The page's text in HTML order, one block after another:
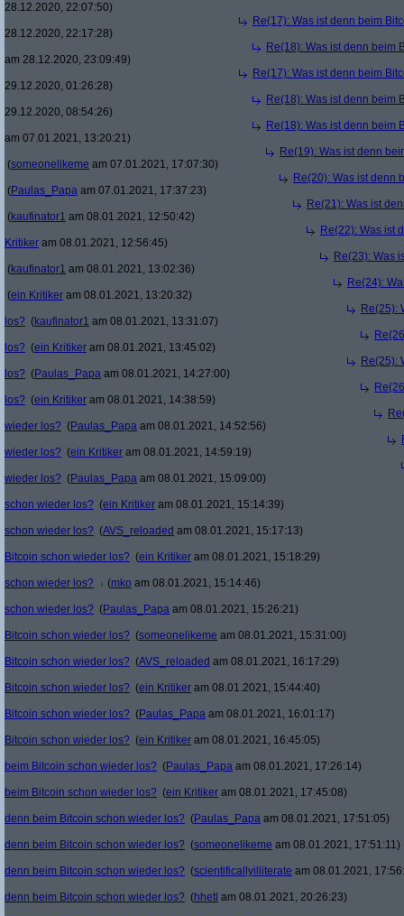
28.12.2020, 22:07:50)
Re(17): Was ist denn beim
28.12.2020, 22:17:28)
Re(18): Was ist denn beim
am 28.12.2020, 23:09:49)
Re(17): Was ist denn beim
29.12.2020, 01:26:28)
Re(18): Was ist denn beim
29.12.2020, 08:54:26)
Re(18): Was ist denn beim
am 07.01.2021, 13:20:21)
Re(19): Was ist denn
(someonelikeme am 07.01.2021, 17:07:30)
Re(20): Was ist denn
(Paulas_Papa am 07.01.2021, 17:37:23)
Re(21): Was ist
(kaufinator1 am 08.01.2021, 12:50:42)
Re(22): Was ist
Kritiker am 08.01.2021, 12:56:45)
Re(23): Was
(kaufinator1 am 08.01.2021, 13:02:36)
Re(24):
(ein Kritiker am 08.01.2021, 13:20:32)
Re(25):
los? (kaufinator1 am 08.01.2021, 13:31:07)
los? (ein Kritiker am 08.01.2021, 13:45:02)
Re(25):
los? (Paulas_Papa am 08.01.2021, 14:27:00)
los? (ein Kritiker am 08.01.2021, 14:38:59)
wieder los? (Paulas_Papa am 08.01.2021, 14:52:56)
wieder los? (ein Kritiker am 08.01.2021, 14:59:19)
wieder los? (Paulas_Papa am 08.01.2021, 15:09:00)
schon wieder los? (ein Kritiker am 08.01.2021, 15:14:39)
schon wieder los? (AVS_reloaded am 08.01.2021, 15:17:13)
Bitcoin schon wieder los? (ein Kritiker am 08.01.2021, 15:18:29)
schon wieder los? (mko am 08.01.2021, 15:14:46)
schon wieder los? (Paulas_Papa am 08.01.2021, 15:26:21)
Bitcoin schon wieder los? (someonelikeme am 08.01.2021, 15:31:00)
Bitcoin schon wieder los? (AVS_reloaded am 08.01.2021, 16:17:29)
Bitcoin schon wieder los? (ein Kritiker am 08.01.2021, 15:44:40)
Bitcoin schon wieder los? (Paulas_Papa am 08.01.2021, 16:01:17)
Bitcoin schon wieder los? (ein Kritiker am 08.01.2021, 16:45:05)
beim Bitcoin schon wieder los? (Paulas_Papa am 08.01.2021, 17:26:14)
beim Bitcoin schon wieder los? (ein Kritiker am 08.01.2021, 17:45:08)
denn beim Bitcoin schon wieder los? (Paulas_Papa am 08.01.2021, 17:51:05)
denn beim Bitcoin schon wieder los? (someonelikeme am 08.01.2021, 17:51:11)
denn beim Bitcoin schon wieder los? (scientificallyilliterate am 08.01.2021,
denn beim Bitcoin schon wieder los? (hhetl am 08.01.2021, 20:26:23)